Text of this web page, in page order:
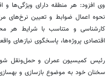
وی افزود: هر منطقه دارای
نحوه اعمال ضوابط و تعیین نرخ‌های
کارشناسی و متناسب با شرایط هر
اقتصادی پروژه‌ها، پاسخگوی نیازهای
رئیس کمیسیون عمران و حمل‌ونقل
سخنان خود به موضوع بازسازی و